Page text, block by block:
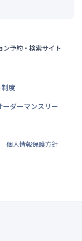
ン予約・検索サイト
度
ーダーマンスリー
個人情報保護方針